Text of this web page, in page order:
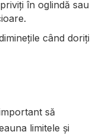
în oglindă sau
când doriți
să
limitele și